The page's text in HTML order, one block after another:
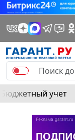
Бюджетный учет